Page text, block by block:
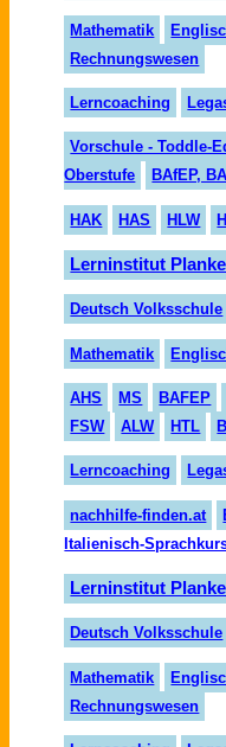
Mathematik
Rechnungswesen
Lerncoaching
Vorschule - Toddle-
Oberstufe
BAfEP,
HAK HAS HLW
Lerninstitut
Deutsch Volksschule
Mathematik
AHS MS BAFEP
FSW
ALW HTL
Lerncoaching
nachhilfe-finden.at
Italienisch-
Lerninstitut
Deutsch Volksschule
Mathematik
Rechnungswesen